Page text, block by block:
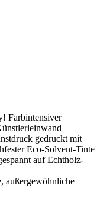
Farbintensiver
gedruckt mit
Eco-Solvent-Tinte
auf Echtholz-
außergewöhnliche